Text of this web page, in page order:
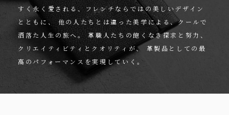
すく永く愛される、フレンチならではの美しいデザイン
とともに、
他の人たちとは違った美学による、クールで
洒落た人生の旅へ。革職人たちの飽くなき探求と努力、
クリエイティビティとクオリティが、
革製品としての最
高のパフォーマンスを実現していく。